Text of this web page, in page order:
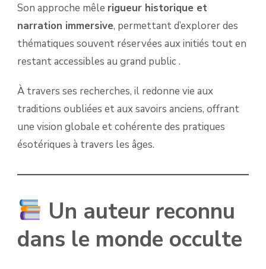
Son approche mêle rigueur historique et
narration immersive, permettant d’explorer des
thématiques souvent réservées aux initiés tout en
restant accessibles au grand public .
À travers ses recherches, il redonne vie aux
traditions oubliées et aux savoirs anciens, offrant
une vision globale et cohérente des pratiques
ésotériques à travers les âges.
Un auteur reconnu
dans le monde occulte